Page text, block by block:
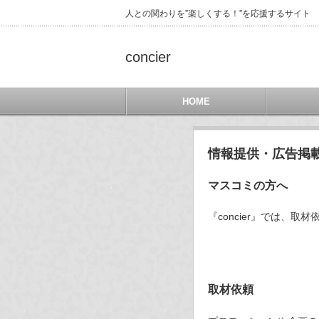
人との関わりを”楽しくする！”を応援するサイト
concier
HOME
情報提供・広告掲
マスコミの方へ
『concier』では、取材
取材依頼